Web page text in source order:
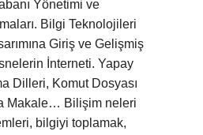
Yönetimi ve
Bilgi Teknolojileri
Giriş ve Gelişmiş
İnterneti. Yapay
Dilleri, Komut Dosyası
Makale… Bilişim neleri
bilgiyi toplamak,